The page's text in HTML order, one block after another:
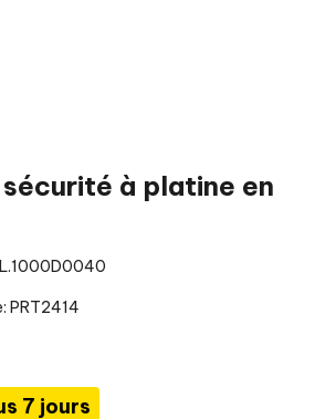
à platine en
PRT2414
7 jours